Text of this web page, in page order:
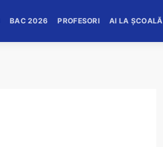
BAC 2026 PROFESORI AI LA ȘCOALĂ